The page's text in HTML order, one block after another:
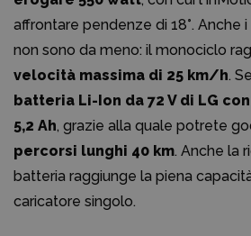
affrontare pendenze di 18°. Anche
non sono da meno: il monociclo
velocità massima di 25 km/h.
batteria Li-Ion da 72 V di LG
5,2 Ah, grazie alla quale potrete
percorsi lunghi 40 km. Anche la
batteria raggiunge la piena
caricatore singolo.